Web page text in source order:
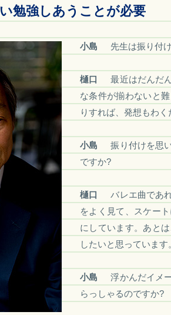
勉強しあうことが必要
小島 先生は振り付
樋口
最近はだんだ
な条件が揃わないと
りすれば、発想もわく
小島
振り付けを思
ですか?
樋口
バレエ曲であ
をよく見て、スケー
にしています。あと
したいと思っています
小島
浮かんだイメ
らっしゃるのですか?